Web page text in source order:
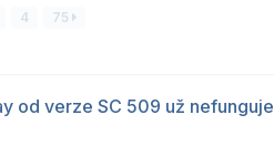
4 75
od verze SC 509 už nefunguje